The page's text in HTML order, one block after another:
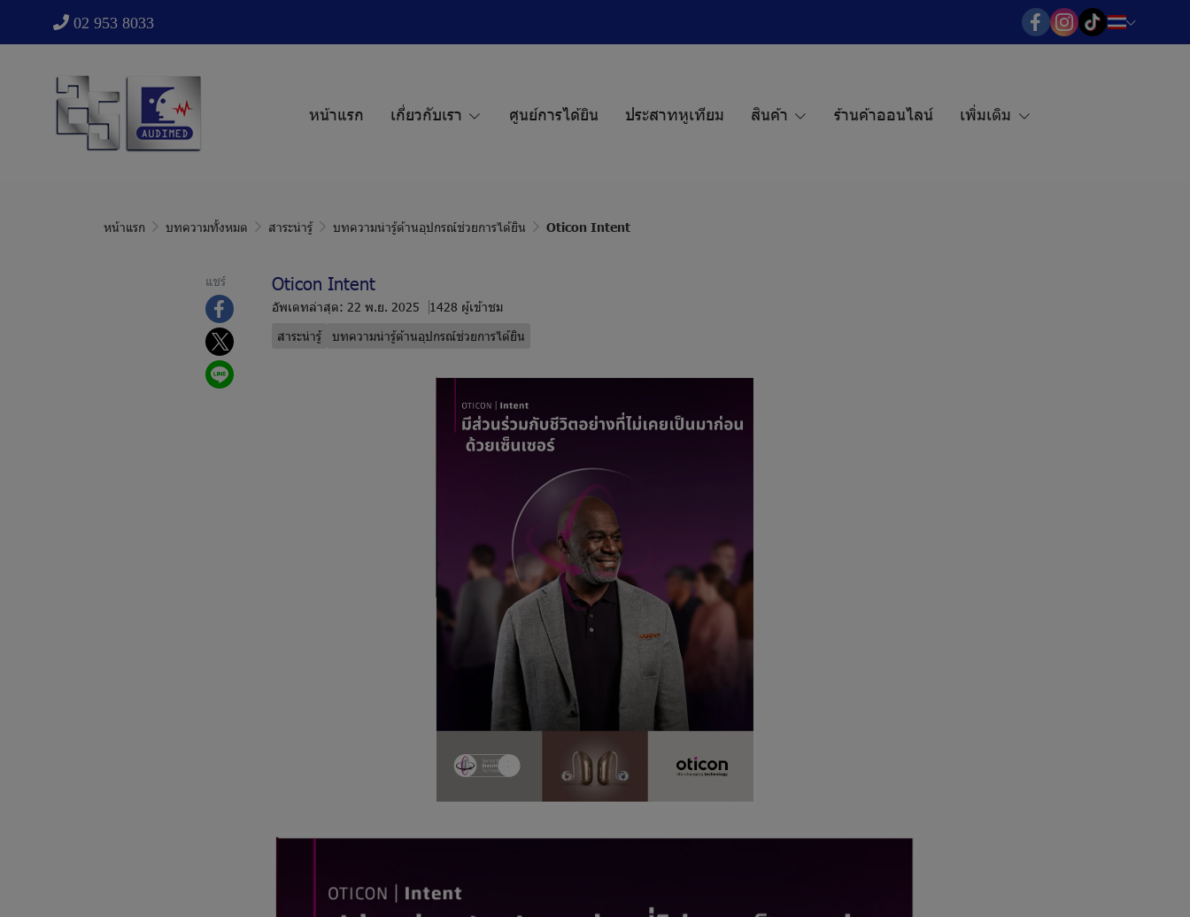
02 953 8033
หน้าแรก เกี่ยวกับเรา ศูนย์การได้ยิน ประสาทหูเทียม สินค้า ร้านค้าออนไลน์ เพิ่มเติม
หน้าแรก บทความทั้งหมด สาระน่ารู้ บทความน่ารู้ด้านอุปกรณ์ช่วยการได้ยิน Oticon Intent
แชร์ Oticon Intent
อัพเดทล่าสุด: 22 พ.ย. 2025
1428 ผู้เข้าชม
สาระน่ารู้
บทความน่ารู้ด้านอุปกรณ์ช่วยการได้ยิน